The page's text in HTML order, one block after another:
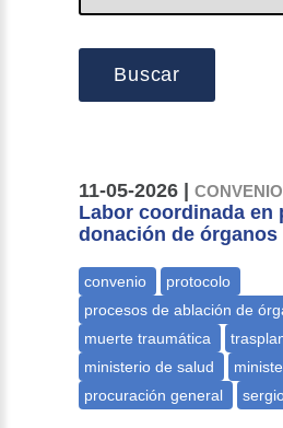
Buscar
11-05-2026 |CONVENIO
Labor coordinada en
donación de órganos